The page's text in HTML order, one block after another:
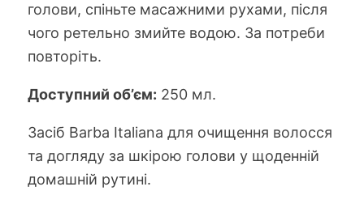
голови, спіньте масажними рухами, після
чого ретельно змийте водою. За потреби
повторіть.
Доступний об’єм: 250 мл.
Засіб Barba Italiana для очищення волосся
та догляду за шкірою голови у щоденній
домашній рутині.